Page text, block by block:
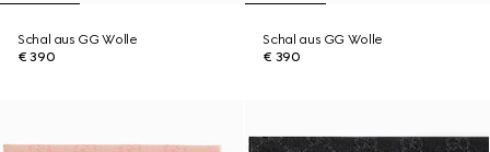
Schal aus GG Wolle
€ 390
Schal aus GG Wolle
€ 390